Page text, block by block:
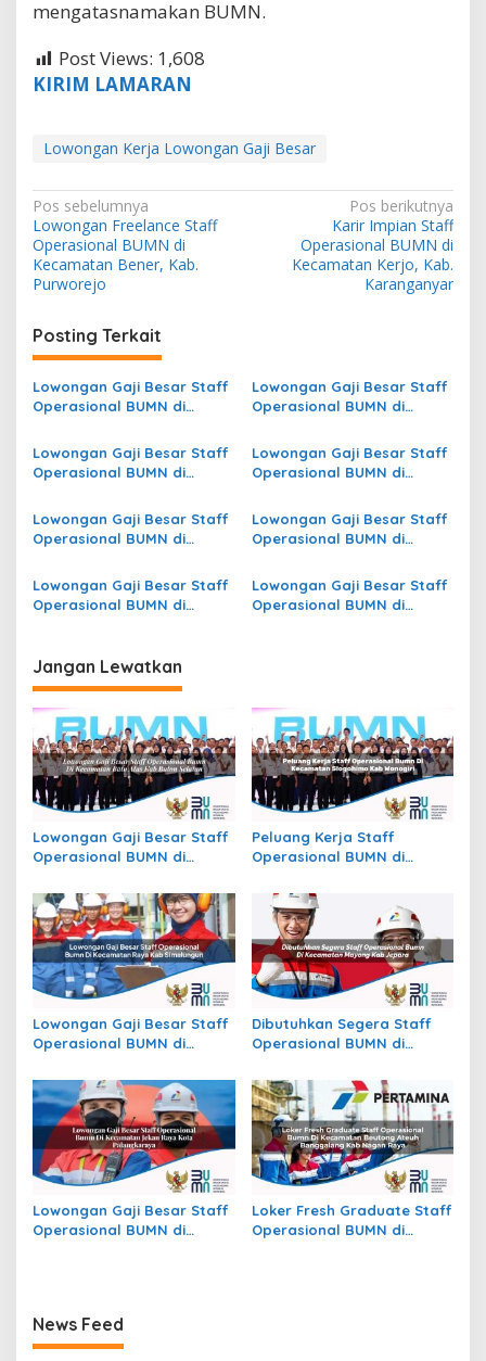
mengatasnamakan BUMN.
Post Views: 1,608
KIRIM LAMARAN
Lowongan Kerja Lowongan Gaji Besar
N
a
v
i
g
a
s
i
p
o
s
Pos sebelumnya
Lowongan Freelance Staff
Operasional BUMN di
Kecamatan Bener, Kab.
Purworejo
Pos berikutnya
Karir Impian Staff
Operasional BUMN di
Kecamatan Kerjo, Kab.
Karanganyar
Posting Terkait
Lowongan Gaji Besar Staff
Operasional BUMN di
Buton Selatan
Lowongan Gaji Besar Staff
Operasional BUMN di
Simalungun
Lowongan Gaji Besar Staff
Operasional BUMN di
Kota Palangkaraya
Lowongan Gaji Besar Staff
Operasional BUMN di
Kab. Pasangkayu
Lowongan Gaji Besar Staff
Operasional BUMN di
Kab. Rote Ndao
Lowongan Gaji Besar Staff
Operasional BUMN di
Kab. Alor
Lowongan Gaji Besar Staff
Operasional BUMN di
Lowongan Gaji Besar Staff
Operasional BUMN di
Jangan Lewatkan
Lowongan Gaji Besar Staff
Operasional BUMN di
Buton Selatan
Peluang Kerja Staff
Operasional BUMN di
Kab. Wonogiri
Lowongan Gaji Besar Staff
Operasional BUMN di
Simalungun
Dibutuhkan Segera Staff
Operasional BUMN di
Jepara
Lowongan Gaji Besar Staff
Operasional BUMN di
Loker Fresh Graduate Staff
Operasional BUMN di
News Feed